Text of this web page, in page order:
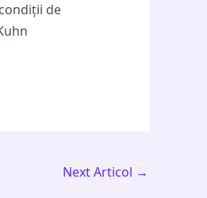
de
Next Articol →